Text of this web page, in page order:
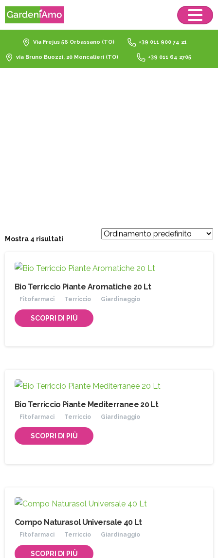
Via Frejus 56 Orbassano (TO) +39 011 900 74 21
via Bruno Buozzi, 20 Moncalieri (TO) +39 011 64 2705
Mostra 4 risultati
Bio Terriccio Piante Aromatiche 20 Lt
Fitofarmaci Terriccio Giardinaggio
SCOPRI DI PIÙ
Bio Terriccio Piante Mediterranee 20 Lt
Fitofarmaci Terriccio Giardinaggio
SCOPRI DI PIÙ
Compo Naturasol Universale 40 Lt
Fitofarmaci Terriccio Giardinaggio
SCOPRI DI PIÙ